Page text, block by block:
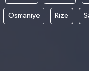
Osmaniye Rize